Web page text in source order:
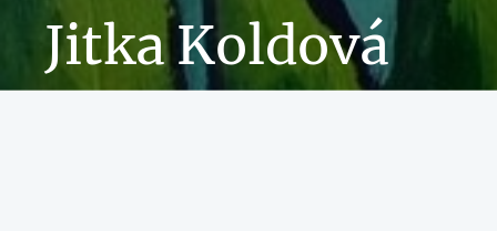
Jitka Koldová